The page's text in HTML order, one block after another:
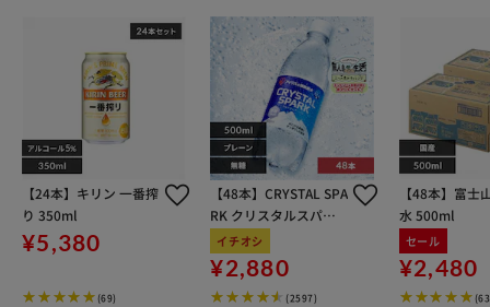
【24本】キリン 一番搾
り 350ml
¥5,380
(69)
【48本】CRYSTAL SPA
RK クリスタルスパー
ク プレーン 500ml
イチオシ
¥2,880
(2597)
【48本】富士
水 500ml
セール
¥2,480